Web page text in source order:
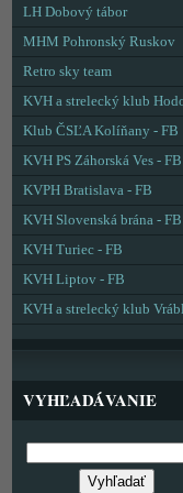
LH Dobový tábor
MHM Pohronský Ruskov
Retro sky team
KVH a strelecký klub
Klub ČSĽA Kolíňany - FB
KVH PS Záhorská Ves - FB
KVPH Bratislava - FB
KVH Slovenská brána - FB
KVH Turiec - FB
KVH Liptov - FB
KVH a strelecký klub
VYHĽADÁVANIE